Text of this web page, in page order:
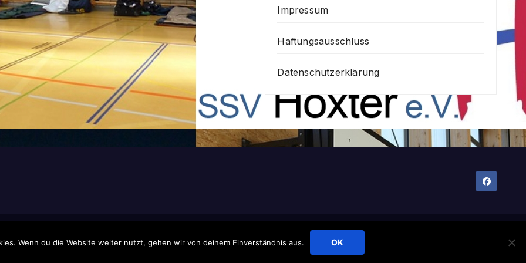
Impressum
Haftungsausschluss
Datenschutzerklärung
ImpressumHaftungsausschluss
Wenn du die Website weiter nutzt, gehen wir von deinem Einverständnis aus. OK